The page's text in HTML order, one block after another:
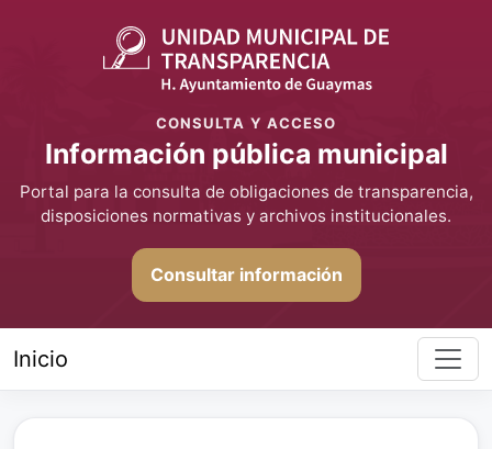
CONSULTA Y ACCESO
Información pública municipal
Portal para la consulta de obligaciones de transparencia,
disposiciones normativas y archivos institucionales.
Consultar información
Inicio